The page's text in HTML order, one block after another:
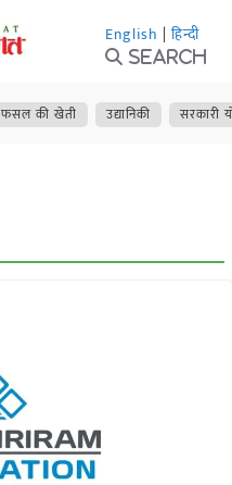
English | हिन्दी
Search
फसल की खेती उद्यानिकी सरकारी